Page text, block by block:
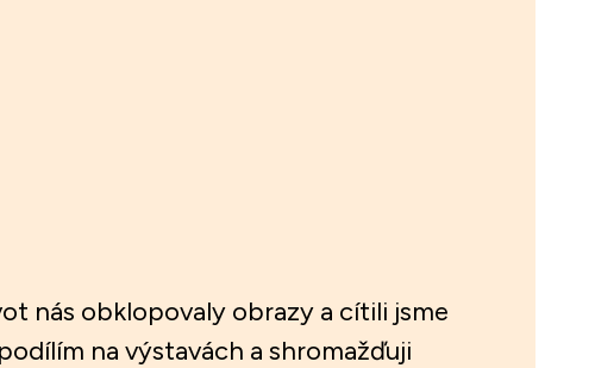
nás obklopovaly obrazy a cítili jsme
na výstavách a shromažďuji